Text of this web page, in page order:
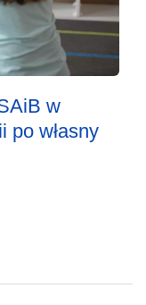
w
po własny